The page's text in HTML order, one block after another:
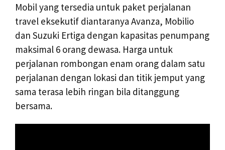
Mobil yang tersedia untuk paket perjalanan
travel eksekutif diantaranya Avanza, Mobilio
dan Suzuki Ertiga dengan kapasitas penumpang
maksimal 6 orang dewasa. Harga untuk
perjalanan rombongan enam orang dalam satu
perjalanan dengan lokasi dan titik jemput yang
sama terasa lebih ringan bila ditanggung
bersama.